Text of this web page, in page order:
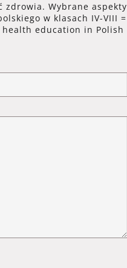
zdrowia. Wybrane aspekty
w klasach IV-VIII =
education in Polish